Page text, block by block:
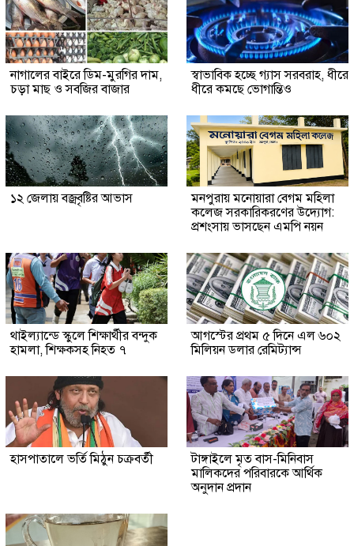
নাগালের বাইরে ডিম-মুরগির দাম,
চড়া মাছ ও সবজির বাজার
স্বাভাবিক হচ্ছে গ্যাস সরবরাহ, ধীরে
ধীরে কমছে ভোগান্তিও
১২ জেলায় বজ্রবৃষ্টির আভাস
মনপুরায় মনোয়ারা বেগম মহিলা
কলেজ সরকারিকরণের উদ্যোগ:
প্রশংসায় ভাসছেন এমপি নয়ন
থাইল্যান্ডে স্কুলে শিক্ষার্থীর বন্দুক
হামলা, শিক্ষকসহ নিহত ৭
আগস্টের প্রথম ৫ দিনে এল ৬০২
মিলিয়ন ডলার রেমিট্যান্স
হাসপাতালে ভর্তি মিঠুন চক্রবর্তী
টাঙ্গাইলে মৃত বাস-মিনিবাস
মালিকদের পরিবারকে আর্থিক
অনুদান প্রদান